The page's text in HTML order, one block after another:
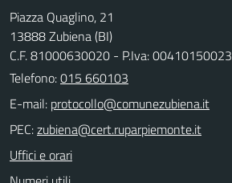
Piazza Quaglino, 21
13888 Zubiena (BI)
C.F. 81000630020 - P.Iva: 00410150023
Telefono:015 660103
E-mail:
PEC:
Uffici e orari